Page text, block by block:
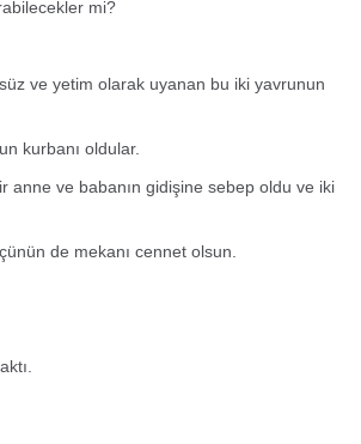
mi?
ve yetim olarak uyanan bu iki yavrunun
kurbanı oldular.
anne ve babanın gidişine sebep oldu ve iki
de mekanı cennet olsun.